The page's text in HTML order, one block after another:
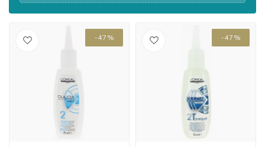
-47% -47%